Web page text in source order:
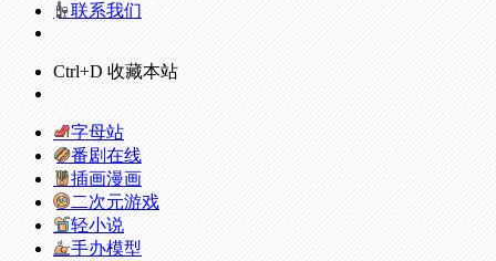
联系我们
Ctrl+D 收藏本站
字母站
番剧在线
插画漫画
二次元游戏
轻小说
手办模型